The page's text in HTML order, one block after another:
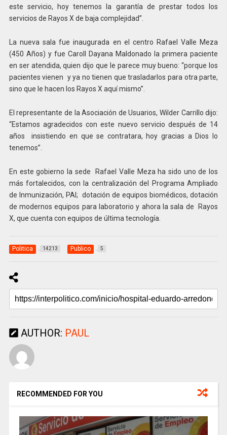
este servicio, hoy tenemos la garantía de prestar todos los
servicios de Rayos X de baja complejidad”.
La nueva sala fue inaugurada en el centro Rafael Valle Meza
(450 Años) y fue Caroll Dayana Maldonado la primera paciente
en ser atendida, quien dijo que le parece muy bueno: “porque los
pacientes vienen y ya no tienen que trasladarlos para otra parte,
sino que le hacen los Rayos X aquí mismo”.
El representante de la Asociación de Usuarios, Wilder Carrillo dijo:
“Estamos agradecidos con este nuevo servicio después de 14
años insistiendo en que se contratara, hoy gracias a Dios lo
tenemos”.
En este gobierno la sede Rafael Valle Meza ha sido uno de los
más fortalecidos, con la centralización del Programa Ampliado
de Inmunización, PAI; dotación de equipos biomédicos, dotación
de modernos equipos para laboratorio y ahora la sala de Rayos
X, que cuenta con equipos de última tecnología.
Politica 14213 Publico 5
AUTHOR: PAUL
RECOMMENDED FOR YOU